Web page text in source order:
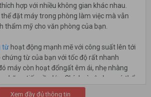
hợp với nhiều không gian khác nhau.
đặt máy trong phòng làm việc mà vẫn
thẩm mỹ cho văn phòng của bạn.
từ hoạt động mạnh mẽ với công suất lên tới
chứng từ của bạn với tốc độ rất nhanh
máy còn hoạt đổngất êm ái, nhẹ nhàng
những tiếng ồn lớn. Chính vì vậy bạn có thể
văn phòng mà không làm ảnh hưởng
Xem đầy đủ thông tin